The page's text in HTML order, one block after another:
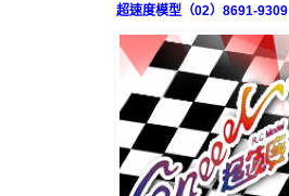
超速度模型（02）8691-9309